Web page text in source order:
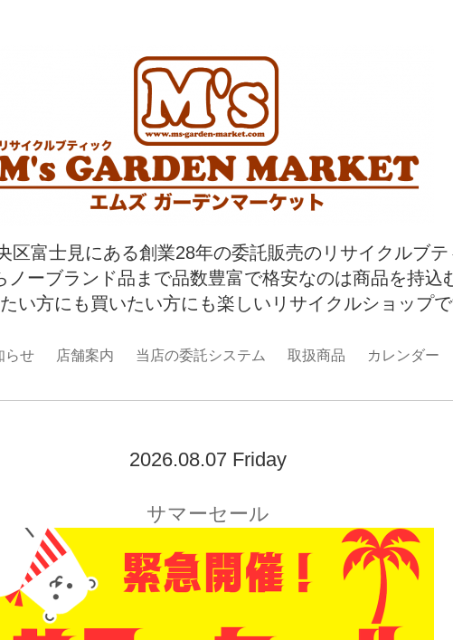
区富士見にある創業28年の委託販売のリサイクルブ
ーブランド品まで品数豊富で格安なのは商品を持込
い方にも買いたい方にも楽しいリサイクルショップで
らせ 店舗案内 当店の委託システム 取扱商品 カレンダー
2026.08.07 Friday
サマーセール